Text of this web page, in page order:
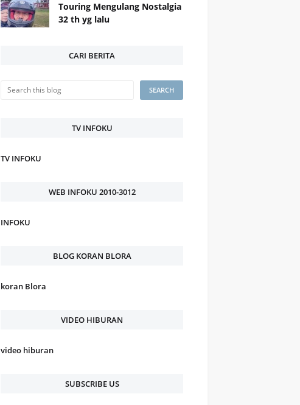
Touring Mengulang Nostalgia
32 th yg lalu
CARI BERITA
TV INFOKU
TV INFOKU
WEB INFOKU 2010-3012
INFOKU
BLOG KORAN BLORA
koran Blora
VIDEO HIBURAN
video hiburan
SUBSCRIBE US